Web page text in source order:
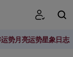
势月亮运势星象日志